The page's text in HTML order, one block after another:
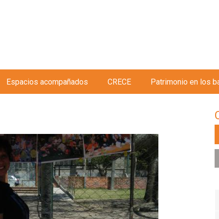
Espacios acompañados CRECE Patrimonio en los